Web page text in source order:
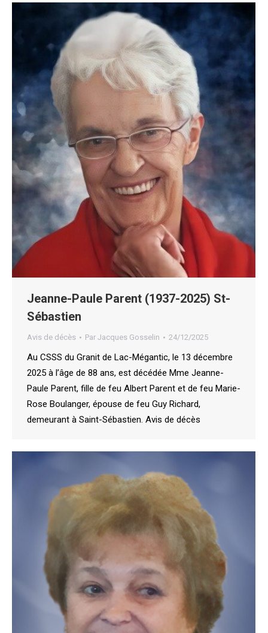
Jeanne-Paule Parent (1937-2025) St-
Sébastien
Avis de décès Par Jacques Gosselin 24/12/2025
Au CSSS du Granit de Lac-Mégantic, le 13 décembre
2025 à l’âge de 88 ans, est décédée Mme Jeanne-
Paule Parent, fille de feu Albert Parent et de feu Marie-
Rose Boulanger, épouse de feu Guy Richard,
demeurant à Saint-Sébastien. Avis de décès